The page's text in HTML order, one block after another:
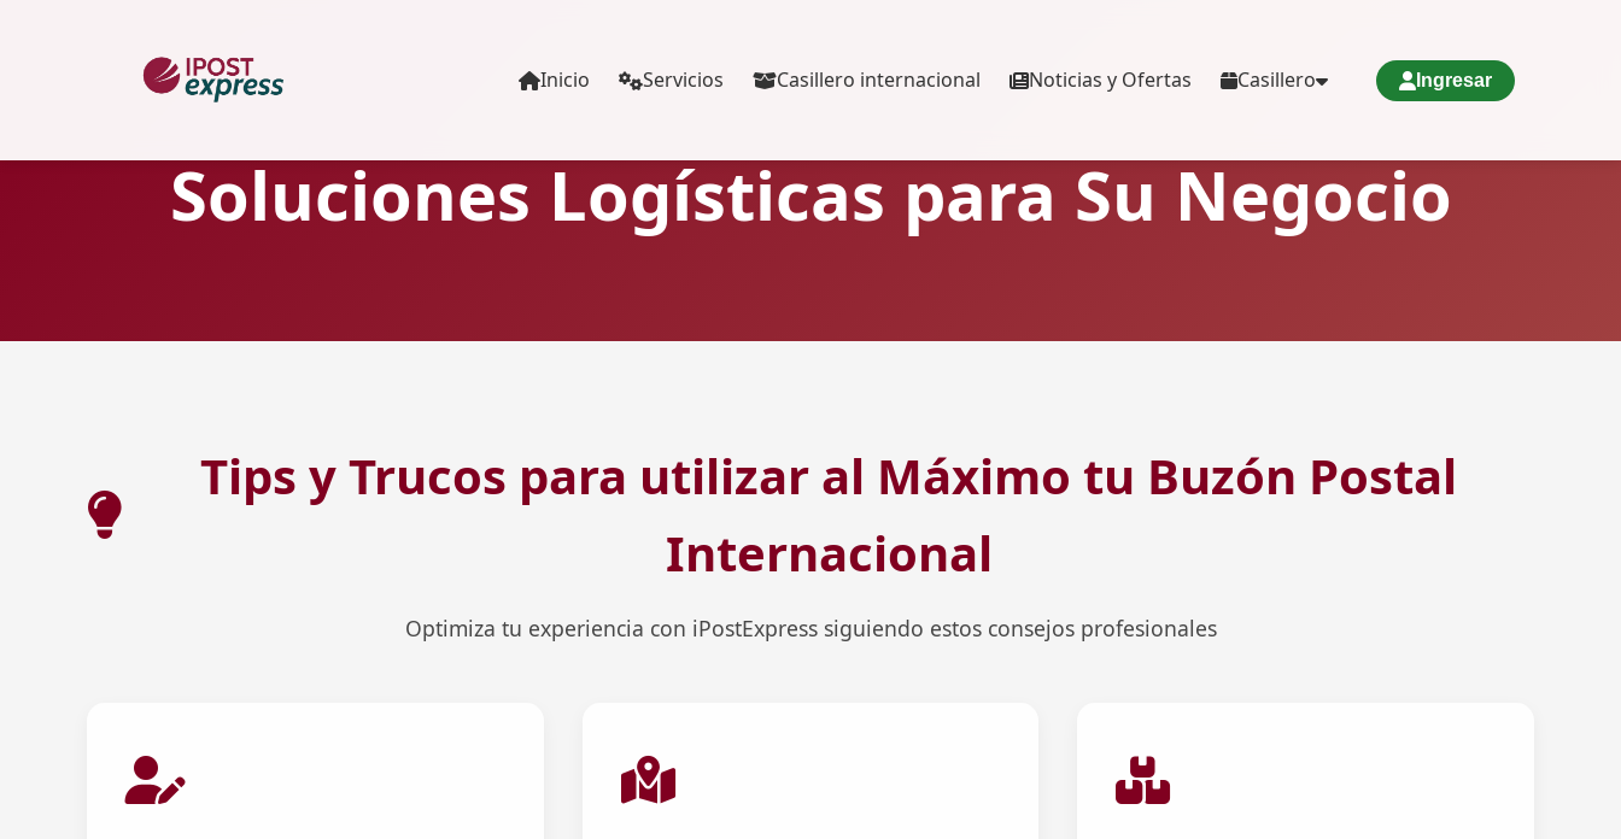
Inicio Servicios Casillero internacional Noticias y Ofertas Casillero Ingresar
Soluciones Logísticas para Su Negocio
Tips y Trucos para utilizar al Máximo tu Buzón Postal
Internacional
Optimiza tu experiencia con iPostExpress siguiendo estos consejos profesionales